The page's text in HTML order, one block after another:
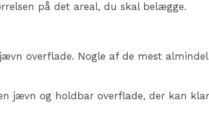
på det areal, du skal belægge.
overflade. Nogle af de mest
jævn og holdbar overflade, der kan